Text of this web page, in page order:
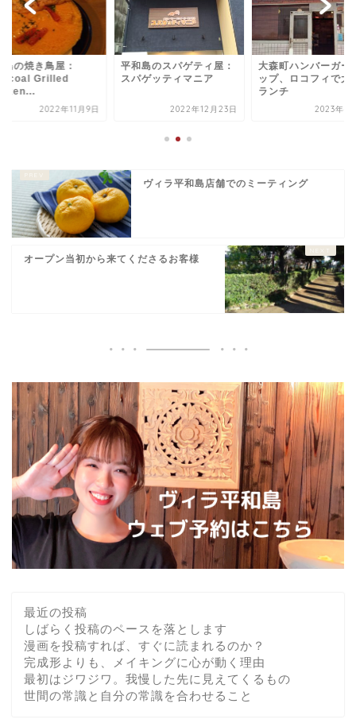
島のスパゲティ屋：
ゲッティマニア
2022年12月23日
大森町ハンバーガーショ
ップ、ロコフィで大満足
2023年4月16日
平和島の焼き鳥屋：
Charcoal Grilled
Chicken...
2022年11
ヴィラ平和島店舗でのミーティング
オープン当初から来てくださるお客様
最近の投稿
しばらく投稿のペースを落とします
漫画を投稿すれば、すぐに読まれるのか？
完成形よりも、メイキングに心が動く理由
最初はジワジワ。我慢した先に見えてくるもの
世間の常識と自分の常識を合わせること